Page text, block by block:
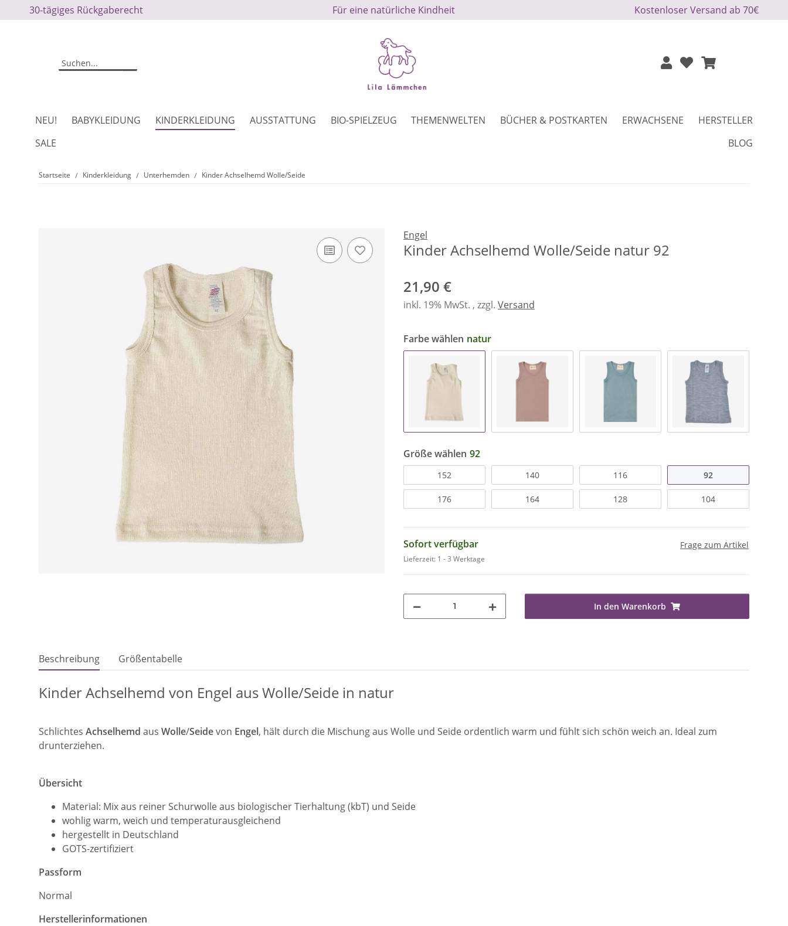
30-tägiges Rückgaberecht Für eine natürliche Kindheit Kostenloser Versand ab 70€
NEU! BABYKLEIDUNG KINDERKLEIDUNG AUSSTATTUNG BIO-SPIELZEUG THEMENWELTEN BÜCHER & POSTKARTEN ERWACHSENE
HERSTELLER
SALE
BLOG
Startseite Kinderkleidung Unterhemden Kinder Achselhemd Wolle/Seide
Engel
Kinder Achselhemd Wolle/Seide natur 92
21,90 €
inkl. 19% MwSt. , zzgl. Versand
Farbe wählen natur
Größe wählen 92
152 140 116 92
176 164 128 104
Sofort verfügbar
Lieferzeit: 1 - 3 Werktage
Frage zum Artikel
In den Warenkorb
Beschreibung Größentabelle
Kinder Achselhemd von Engel aus Wolle/Seide in natur
Schlichtes Achselhemd aus Wolle/Seidevon Engel, hält durch die Mischung aus Wolle und Seide ordentlich warm und fühlt sich schön weich an. Ideal zum
drunterziehen.
Übersicht
Material: Mix aus reiner Schurwolle aus biologischer Tierhaltung (kbT) und Seide
wohlig warm, weich und temperaturausgleichend
hergestellt in Deutschland
GOTS-zertifiziert
Passform
Normal
Herstellerinformationen